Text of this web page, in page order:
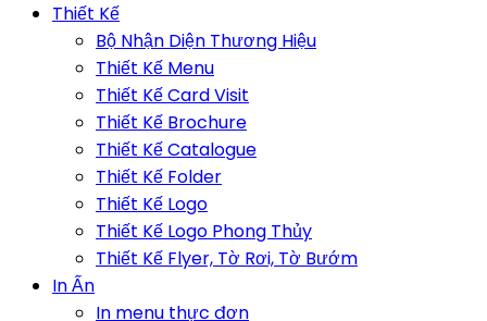
Thiết Kế
Bộ Nhận Diện Thương Hiệu
Thiết Kế Menu
Thiết Kế Card Visit
Thiết Kế Brochure
Thiết Kế Catalogue
Thiết Kế Folder
Thiết Kế Logo
Thiết Kế Logo Phong Thủy
Thiết Kế Flyer, Tờ Rơi, Tờ Bướm
In Ấn
In menu thực đơn